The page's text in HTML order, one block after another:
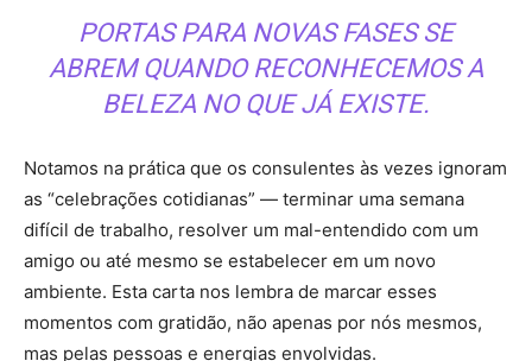
PORTAS PARA NOVAS FASES SE
ABREM QUANDO RECONHECEMOS A
BELEZA NO QUE JÁ EXISTE.
Notamos na prática que os consulentes às vezes ignoram
as “celebrações cotidianas” — terminar uma semana
difícil de trabalho, resolver um mal-entendido com um
amigo ou até mesmo se estabelecer em um novo
ambiente. Esta carta nos lembra de marcar esses
momentos com gratidão, não apenas por nós mesmos,
mas pelas pessoas e energias envolvidas.